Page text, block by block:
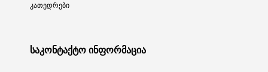
კათედრები
საკონტაქტო ინფორმაცია